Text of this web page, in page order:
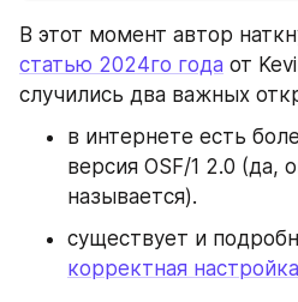
В этот момент автор
статью 2024го года от
случились два важных
в интернете есть
версия OSF/1 2.0 (да,
называется).
корректная